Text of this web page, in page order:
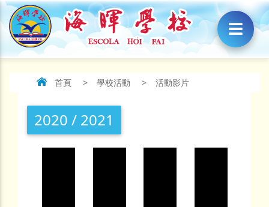
首頁 > 學校活動 > 活動影片
2020 / 2021